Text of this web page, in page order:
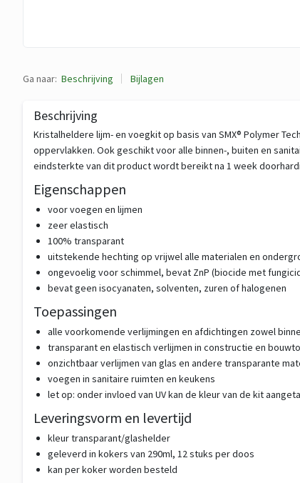
Ga naar: Beschrijving Bijlagen
Beschrijving
Kristalheldere lijm- en voegkit op basis van SMX® Polymer
oppervlakken. Ook geschikt voor alle binnen-, buiten en
eindsterkte van dit product wordt bereikt na 1 week
Eigenschappen
voor voegen en lijmen
zeer elastisch
100% transparant
uitstekende hechting op vrijwel alle materialen en
ongevoelig voor schimmel, bevat ZnP (biocide met
bevat geen isocyanaten, solventen, zuren of halogenen
Toepassingen
alle voorkomende verlijmingen en afdichtingen zowel
transparant en elastisch verlijmen in constructie en
onzichtbaar verlijmen van glas en andere transparante
voegen in sanitaire ruimten en keukens
let op: onder invloed van UV kan de kleur van de kit
Leveringsvorm en levertijd
kleur transparant/glashelder
geleverd in kokers van 290ml, 12 stuks per doos
kan per koker worden besteld